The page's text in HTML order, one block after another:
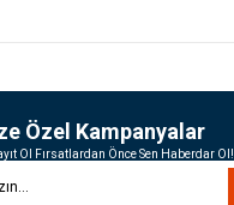
Özel Kampanyalar
Ol Fırsatlardan Önce Sen Haberdar Ol!